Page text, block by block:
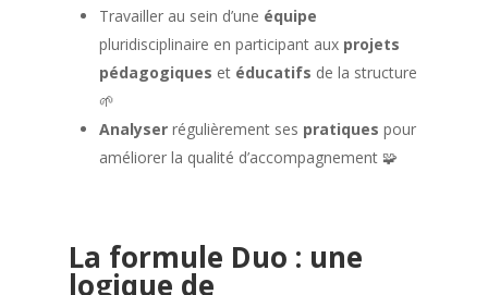
Travailler au sein d’une équipe
pluridisciplinaire en participant aux projets
pédagogiques etéducatifs de la structure
🌱
Analyserrégulièrement ses pratiques pour
améliorer la qualité d’accompagnement 🧩
La formule Duo : une
logique de